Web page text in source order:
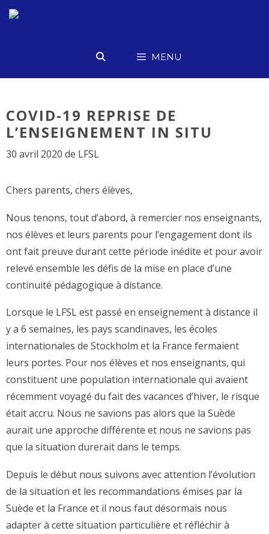
Aller
MENU
COVID-19 REPRISE DE
L’ENSEIGNEMENT IN SITU
30 avril 2020 de LFSL
Chers parents, chers élèves,
Nous tenons, tout d’abord, à remercier nos enseignants,
nos élèves et leurs parents pour l’engagement dont ils
ont fait preuve durant cette période inédite et pour avoir
relevé ensemble les défis de la mise en place d’une
continuité pédagogique à distance.
Lorsque le LFSL est passé en enseignement à distance il
y a 6 semaines, les pays scandinaves, les écoles
internationales de Stockholm et la France fermaient
leurs portes. Pour nos élèves et nos enseignants, qui
constituent une population internationale qui avaient
récemment voyagé du fait des vacances d’hiver, le risque
était accru. Nous ne savions pas alors que la Suède
aurait une approche différente et nous ne savions pas
que la situation durerait dans le temps.
Depuis le début nous suivons avec attention l’évolution
de la situation et les recommandations émises par la
Suède et la France et il nous faut désormais nous
adapter à cette situation particulière et réfléchir à